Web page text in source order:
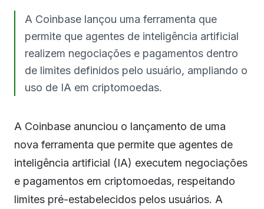
A Coinbase lançou uma ferramenta que
permite que agentes de inteligência artificial
realizem negociações e pagamentos dentro
de limites definidos pelo usuário, ampliando o
uso de IA em criptomoedas.
A Coinbase anunciou o lançamento de uma
nova ferramenta que permite que agentes de
inteligência artificial (IA) executem negociações
e pagamentos em criptomoedas, respeitando
limites pré-estabelecidos pelos usuários. A